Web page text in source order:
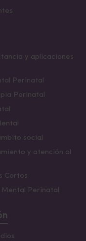
y aplicaciones
Perinatal
Perinatal
social
y atención al
Cortos
Mental Perinatal